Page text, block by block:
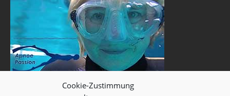
Cookie-Zustimmung